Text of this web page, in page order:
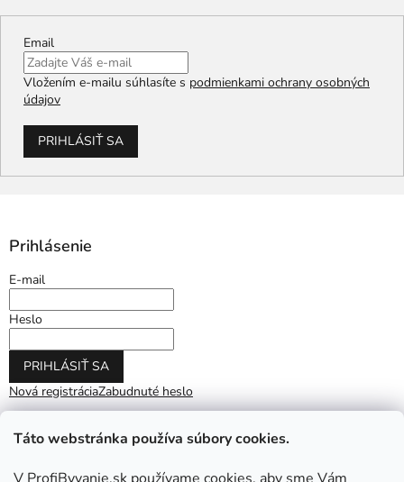
Táto webstránka používa súbory cookies.
Email
Vložením e-mailu súhlasíte s podmienkami ochrany osobných
údajov
PRIHLÁSIŤ SA
Prihlásenie
E-mail
Heslo
PRIHLÁSIŤ SA
Nová registráciaZabudnuté heslo